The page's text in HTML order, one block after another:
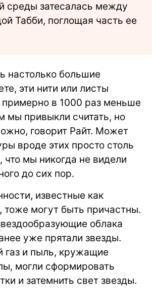
среды затесалась между
Табби, поглощая часть ее
настолько большие
эти нити или листы
в 1000 раз меньше
мы привыкли считать, но
говорит Райт. Может
вроде этих просто столь
мы никогда не видели
до сих пор.
известные как
тоже могут быть причастны.
облака
уже прятали звезды.
газ и пыль, кружащие
могли сформировать
и затемнить свет звезды.